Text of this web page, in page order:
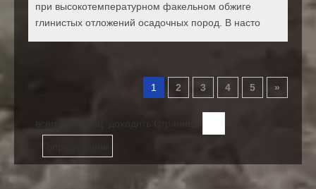
при высокотемпературном факельном обжиге
глинистых отложений осадочных пород. В насто
1 2 3 4 5 »
всего5страниц доходить Страница